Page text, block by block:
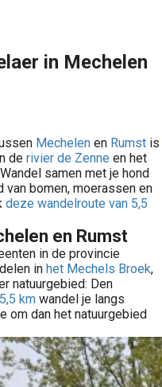
in Mechelen
Mechelen en Rumst is
de rivier de Zenne en het
samen met je hond
van bomen, moerassen en
deze wandelroute van 5,5
en Rumst
in de provincie
in het Mechels Broek,
natuurgebied: Den
km wandel je langs
om dan het natuurgebied